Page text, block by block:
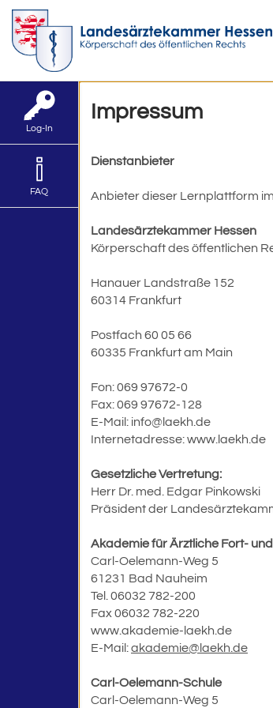
Log-In
FAQ
Impressum
Dienstanbieter
Anbieter dieser Lernplattform
Landesärztekammer Hessen
Körperschaft des öffentlichen
Hanauer Landstraße 152
60314 Frankfurt
Postfach 60 05 66
60335 Frankfurt am Main
Fon: 069 97672-0
Fax: 069 97672-128
E-Mail: info@laekh.de
Internetadresse:www.laekh.de
Gesetzliche Vertretung:
Herr Dr. med. Edgar Pinkowski
Präsident der
Akademie für Ärztliche Fort-
Carl-Oelemann-Weg 5
61231 Bad Nauheim
Tel. 06032 782-200
Fax 06032 782-220
www.akademie-laekh.de
E-Mail:akademie@laekh.de
Carl-Oelemann-Schule
Carl-Oelemann-Weg 5